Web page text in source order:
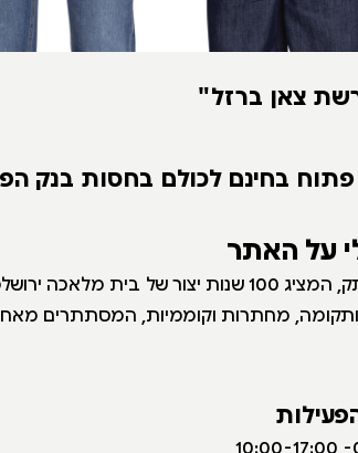
צאן ברזל"
בחינם לכולם בחסות בנק
על האתר
בית אוסף מרתק, המציג 100 שנות יצור של
ותקומה, מחתרות וקוממיות, המסתתרים